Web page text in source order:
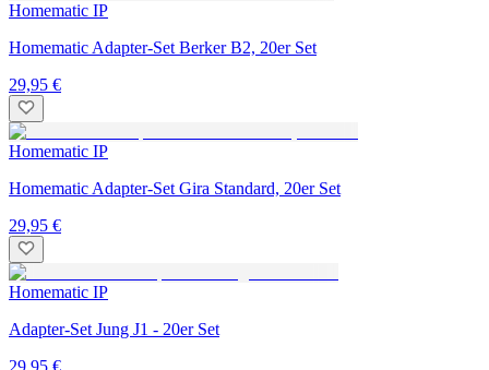
Homematic IP
Homematic Adapter-Set Berker B2, 20er Set
29,95 €
Homematic IP
Homematic Adapter-Set Gira Standard, 20er Set
29,95 €
Homematic IP
Adapter-Set Jung J1 - 20er Set